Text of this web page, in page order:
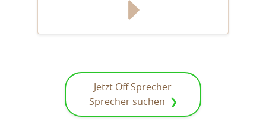
Jetzt Off Sprecher
Sprecher suchen